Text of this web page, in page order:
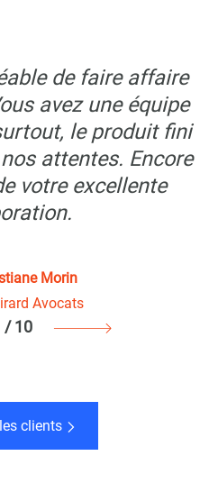
de faire affaire
avez une équipe
le produit fini
attentes. Encore
votre excellente
Morin
Avocats
/ 10
clients